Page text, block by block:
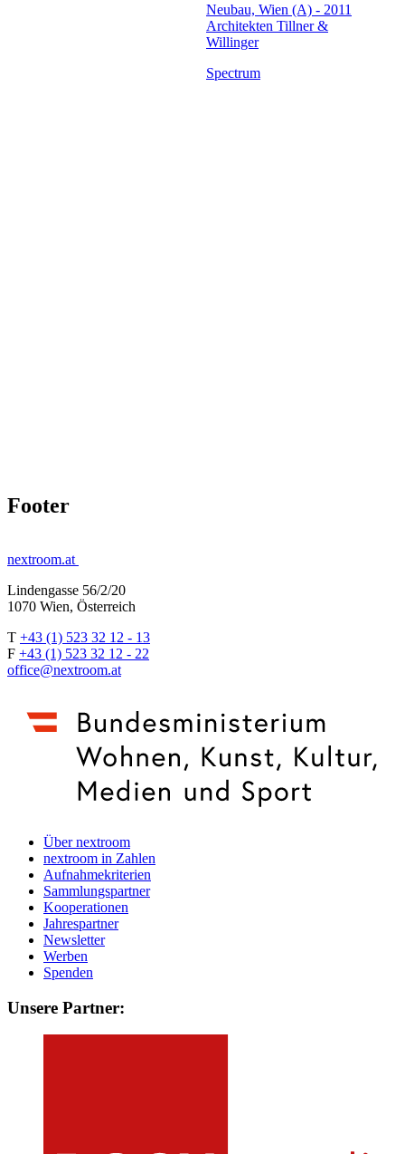
Neubau, Wien (A) - 2011
Architekten Tillner &
Willinger
Spectrum
Footer
nextroom.at
Lindengasse 56/2/20
1070 Wien, Österreich
T +43 (1) 523 32 12 - 13
F +43 (1) 523 32 12 - 22
office@nextroom.at
Über nextroom
nextroom in Zahlen
Aufnahmekriterien
Sammlungspartner
Kooperationen
Jahrespartner
Newsletter
Werben
Spenden
Unsere Partner: